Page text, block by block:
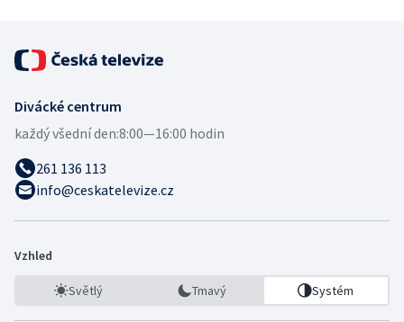
Divácké centrum
každý všední den:8:00—16:00 hodin
261 136 113
info@ceskatelevize.cz
Vzhled
Světlý Tmavý Systém